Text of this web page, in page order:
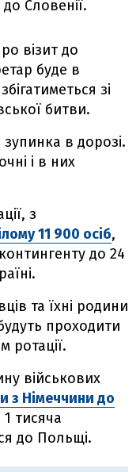
Словенії.
візит до
буде в
зі
битви.
в дорозі.
і в них
з
11 900 осіб,
до 24
та їхні родини
проходити
ротації.
військових
з Німеччини до
тисяча
до Польщі.